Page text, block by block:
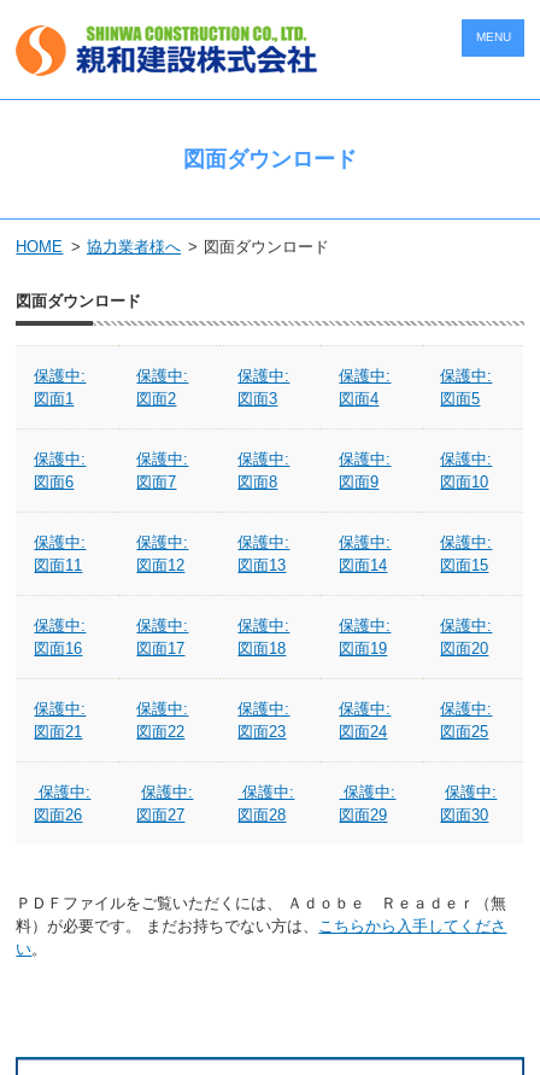
MENU
図面ダウンロード
HOME 協力業者様へ 図面ダウンロード
図面ダウンロード
保護中:
図面1
保護中:
図面2
保護中:
図面3
保護中:
図面4
保護中:
図面5
保護中:
図面6
保護中:
図面7
保護中:
図面8
保護中:
図面9
保護中:
図面10
保護中:
図面11
保護中:
図面12
保護中:
図面13
保護中:
図面14
保護中:
図面15
保護中:
図面16
保護中:
図面17
保護中:
図面18
保護中:
図面19
保護中:
図面20
保護中:
図面21
保護中:
図面22
保護中:
図面23
保護中:
図面24
保護中:
図面25
保護中:
図面26
保護中:
図面27
保護中:
図面28
保護中:
図面29
保護中:
図面30
ＰＤＦファイルをご覧いただくには、 Ａｄｏｂｅ Ｒｅａｄｅｒ（無
料）が必要です。 まだお持ちでない方は、
こちらから入手してくださ
い。